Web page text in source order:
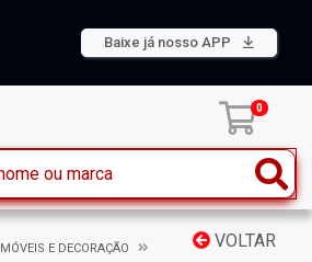
Baixe já nosso APP
0
VOLTAR
MÓVEIS E DECORAÇÃO